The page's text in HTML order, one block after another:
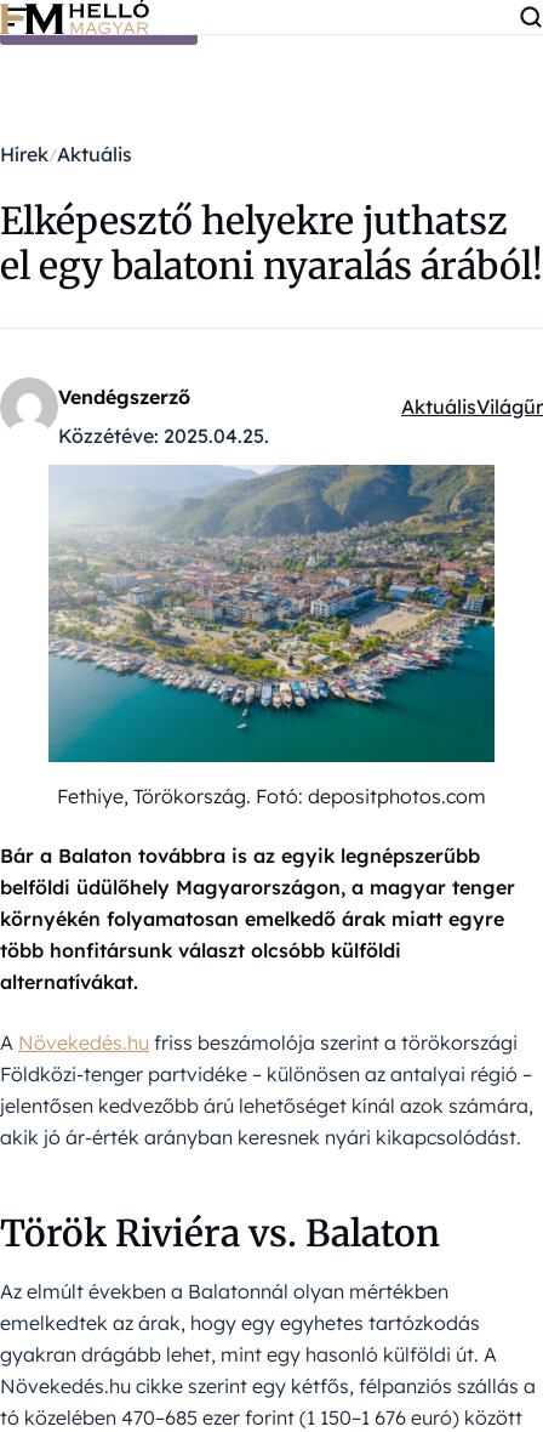
Ugrás a tartalomra
Hírek Aktuális
Elképesztő helyekre juthatsz
el egy balatoni nyaralás árából!
Vendégszerző
Közzétéve: 2025.04.25.
Kategóriák:
AktuálisVilágűr
Fethiye, Törökország. Fotó: depositphotos.com
Bár a Balaton továbbra is az egyik legnépszerűbb
belföldi üdülőhely Magyarországon, a magyar tenger
környékén folyamatosan emelkedő árak miatt egyre
több honfitársunk választ olcsóbb külföldi
alternatívákat.
A Növekedés.hu friss beszámolója szerint a törökországi
Földközi-tenger partvidéke – különösen az antalyai régió –
jelentősen kedvezőbb árú lehetőséget kínál azok számára,
akik jó ár-érték arányban keresnek nyári kikapcsolódást.
Török Riviéra vs. Balaton
Az elmúlt években a Balatonnál olyan mértékben
emelkedtek az árak, hogy egy egyhetes tartózkodás
gyakran drágább lehet, mint egy hasonló külföldi út. A
Növekedés.hu cikke szerint egy kétfős, félpanziós szállás a
tó közelében 470–685 ezer forint (1 150–1 676 euró) között